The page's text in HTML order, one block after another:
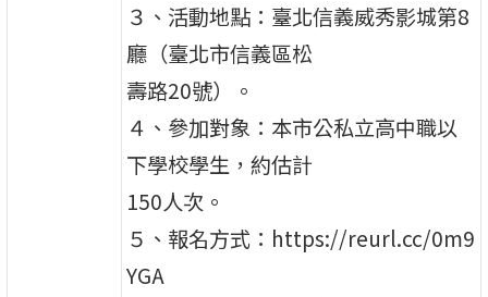
３、活動地點：臺北信義威秀影城第8
廳（臺北市信義區松
壽路20號）。
４、參加對象：本市公私立高中職以
下學校學生，約估計
150人次。
５、報名方式：https://reurl.cc/0m9
YGA